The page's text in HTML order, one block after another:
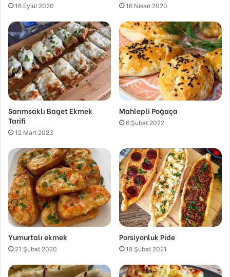
16 Eylül 2020 16 Nisan 2020
Sarımsaklı Baget Ekmek
Tarifi
12 Mart 2023
Mahlepli Poğaça
6 Şubat 2022
Yumurtalı ekmek
21 Şubat 2020
Porsiyonluk Pide
18 Şubat 2021